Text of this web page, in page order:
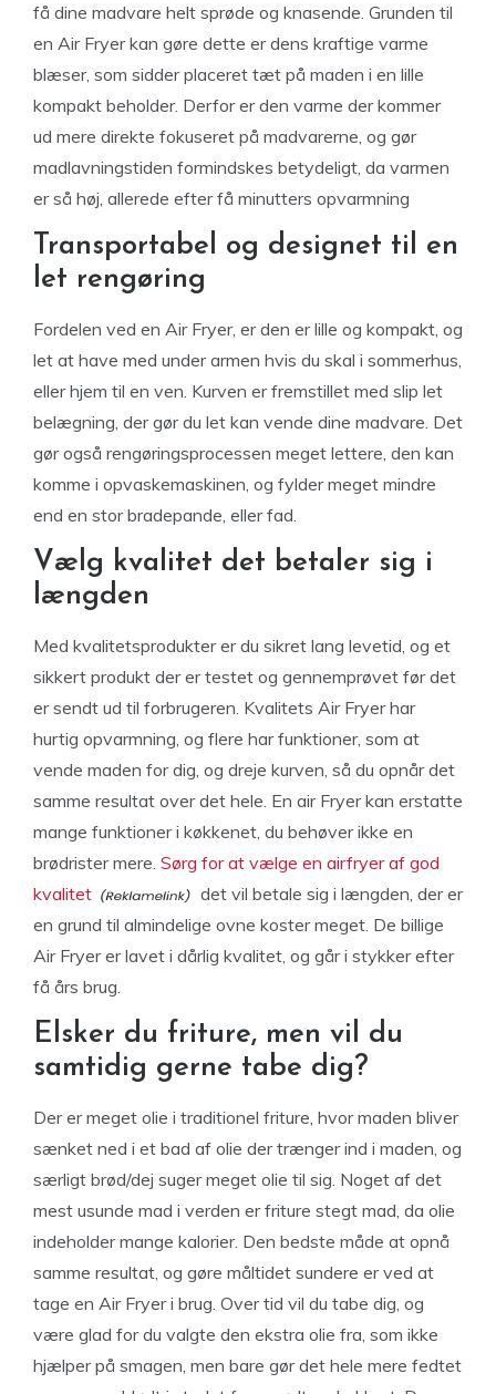
få dine madvare helt sprøde og knasende. Grunden til
en Air Fryer kan gøre dette er dens kraftige varme
blæser, som sidder placeret tæt på maden i en lille
kompakt beholder. Derfor er den varme der kommer
ud mere direkte fokuseret på madvarerne, og gør
madlavningstiden formindskes betydeligt, da varmen
er så høj, allerede efter få minutters opvarmning
Transportabel og designet til en
let rengøring
Fordelen ved en Air Fryer, er den er lille og kompakt, og
let at have med under armen hvis du skal i sommerhus,
eller hjem til en ven. Kurven er fremstillet med slip let
belægning, der gør du let kan vende dine madvare. Det
gør også rengøringsprocessen meget lettere, den kan
komme i opvaskemaskinen, og fylder meget mindre
end en stor bradepande, eller fad.
Vælg kvalitet det betaler sig i
længden
Med kvalitetsprodukter er du sikret lang levetid, og et
sikkert produkt der er testet og gennemprøvet før det
er sendt ud til forbrugeren. Kvalitets Air Fryer har
hurtig opvarmning, og flere har funktioner, som at
vende maden for dig, og dreje kurven, så du opnår det
samme resultat over det hele. En air Fryer kan erstatte
mange funktioner i køkkenet, du behøver ikke en
brødrister mere. Sørg for at vælge en airfryer af god
kvalitet
det vil betale sig i længden, der er
en grund til almindelige ovne koster meget. De billige
Air Fryer er lavet i dårlig kvalitet, og går i stykker efter
få års brug.
Elsker du friture, men vil du
samtidig gerne tabe dig?
Der er meget olie i traditionel friture, hvor maden bliver
sænket ned i et bad af olie der trænger ind i maden, og
særligt brød/dej suger meget olie til sig. Noget af det
mest usunde mad i verden er friture stegt mad, da olie
indeholder mange kalorier. Den bedste måde at opnå
samme resultat, og gøre måltidet sundere er ved at
tage en Air Fryer i brug. Over tid vil du tabe dig, og
være glad for du valgte den ekstra olie fra, som ikke
hjælper på smagen, men bare gør det hele mere fedtet